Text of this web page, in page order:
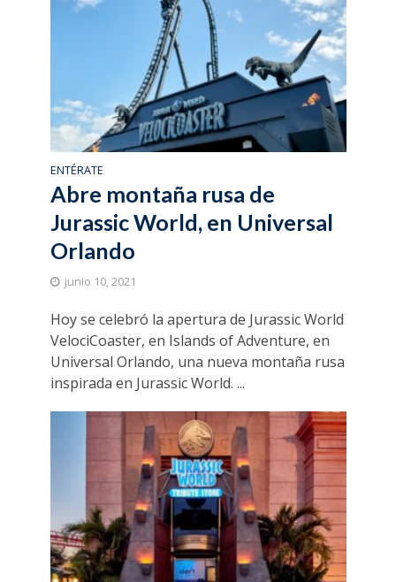
ENTÉRATE
Abre montaña rusa de
Jurassic World, en Universal
Orlando
junio 10, 2021
Hoy se celebró la apertura de Jurassic World
VelociCoaster, en Islands of Adventure, en
Universal Orlando, una nueva montaña rusa
inspirada en Jurassic World. ...